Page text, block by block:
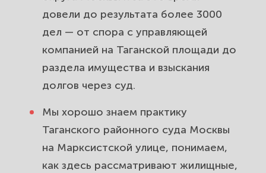
Защита прав потребителей в
Таганском районе. Вернём деньги
за товар, услугу или ремонт.
Земельные споры и оформление
участков для жителей района.
собственности.
Споры с управляющей компанией
и соседями в районе Таганский.
довели до результата более 3000
дел — от спора с управляющей
компанией на Таганской площади до
раздела имущества и взыскания
долгов через суд.
Мы хорошо знаем практику
Таганского районного суда Москвы
на Марксистской улице, понимаем,
как здесь рассматривают жилищные,